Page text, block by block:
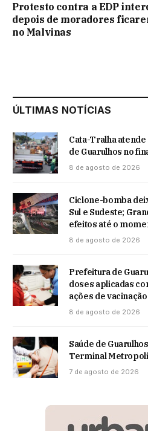
Protesto contra a EDP
depois de moradores
no Malvinas
ÚLTIMAS NOTÍCIAS
Cata-Tralha
de Guarulhos no
8 de agosto de 2026
Ciclone-bomba
Sul e Sudeste;
efeitos até o
8 de agosto de 2026
Prefeitura de
doses aplicadas
ações de
8 de agosto de 2026
Saúde de
Terminal
7 de agosto de 2026